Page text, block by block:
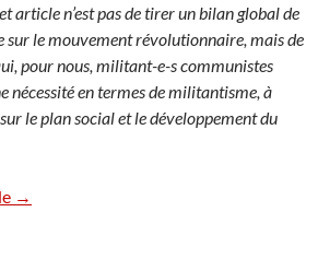
article n’est pas de tirer un bilan global de
sur le mouvement révolutionnaire, mais de
pour nous, militant-e-s communistes
nécessité en termes de militantisme, à
le plan social et le développement du
Agir de manière concrète et
→